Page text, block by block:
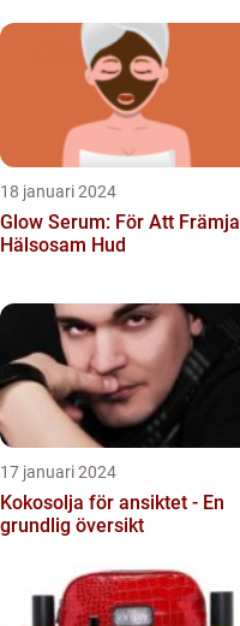
18 januari 2024
Glow Serum: För Att Främja
Hälsosam Hud
17 januari 2024
Kokosolja för ansiktet - En
grundlig översikt